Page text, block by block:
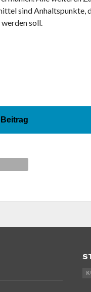
sind Anhaltspunkte,
soll.